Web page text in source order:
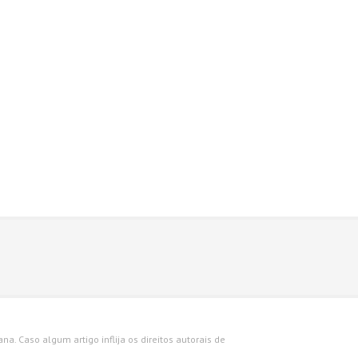
Caso algum artigo inflija os direitos autorais de